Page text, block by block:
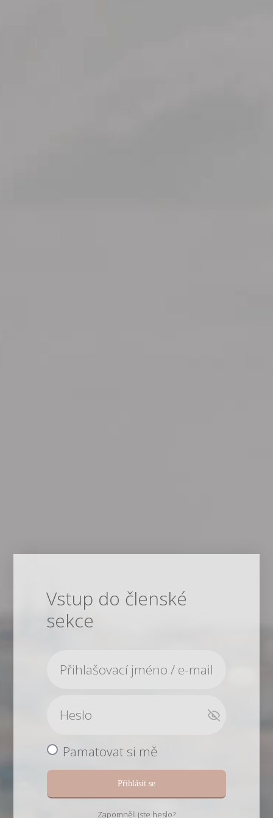
Vstup do členské
sekce
Pamatovat si mě
Přihlásit se
Zapomněli jste heslo?